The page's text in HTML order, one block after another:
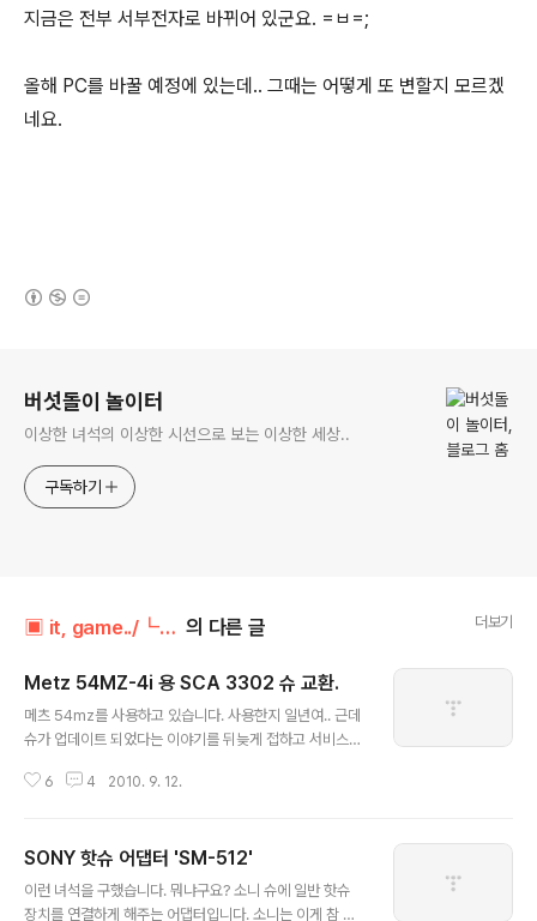
지금은 전부 서부전자로 바뀌어 있군요. =ㅂ=;
올해 PC를 바꿀 예정에 있는데.. 그때는 어떻게 또 변할지 모르겠
네요.
버섯돌이 놀이터
이상한 녀석의 이상한 시선으로 보는 이상한 세상..
구독하기
▣ it, game../┗ 기기공작실 의 다른 글 더보기
Metz 54MZ-4i 용 SCA 3302 슈 교환.
메츠 54mz를 사용하고 있습니다. 사용한지 일년여.. 근데
슈가 업데이트 되었다는 이야기를 뒤늦게 접하고 서비스센
입니다. 소니용이죠. ^^ 54mz는 이 독특한 시스템으로 인
많지 않다는 것 정도겠네요. 스트로보는 일년 넘게 사용하
고 있는데.. 도대체 이 녀석을 어찌 써야 할지는 아직도 깜
깜합니다. 실내 촬영이나 행사용으로 간간히 사용을 잘 하
6 4 2010. 9. 12.
SONY 핫슈 어댑터 'SM-512'
이런 녀석을 구했습니다. 뭐냐구요? 소니 슈에 일반 핫슈
장치를 연결하게 해주는 어댑터입니다. 소니는 이게 참 않